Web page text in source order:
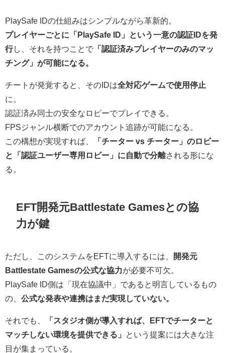
PlaySafe IDの仕組みはシンプルながら革新的。
プレイヤーごとに「PlaySafe ID」という一意の認証IDを発
行し、それを持つことで 「認証済みプレイヤーのみのマッ
チング」が可能になる。
チートが発覚すると、そのIDは全対応ゲームで使用停止
に。
認証済み同士の安全なロビーでプレイできる。
FPSジャンル横断でのアカウント追跡が可能になる。
この構想が実現すれば、
「チーター vs チーター」のロビー
と「認証ユーザー専用ロビー」に自動で分離される形にな
る。
EFT開発元Battlestate Gamesとの協
力が鍵
ただし、このシステムをEFTに導入するには、
開発元
Battlestate Gamesの公式な協力が必要不可欠。
PlaySafe ID側は「現在協議中」であると明言しているもの
の、 公式な発表や連携はまだ実現していない。
それでも、
「スタジオ側が導入すれば、EFTでチーターと
マッチしない環境を提供できる」
という提案には大きな注
目が集まっている。